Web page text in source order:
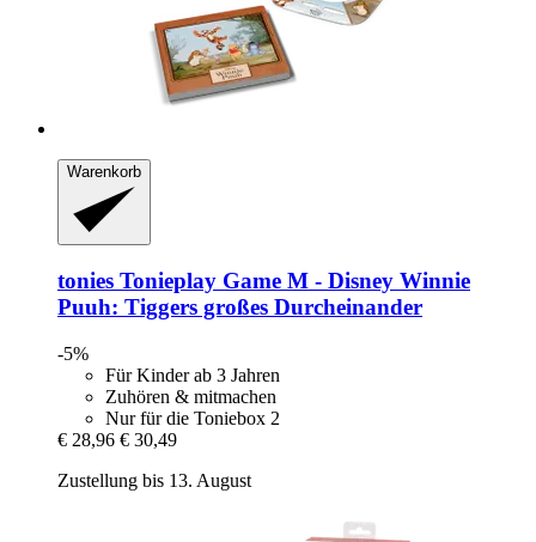
Warenkorb
tonies Tonieplay Game M -​ Disney Winnie
Puuh: Tiggers großes Durcheinander
-5%
Für Kinder ab 3 Jahren
Zuhören & mitmachen
Nur für die Toniebox 2
€ 28,96 € 30,49
Zustellung bis 13. August